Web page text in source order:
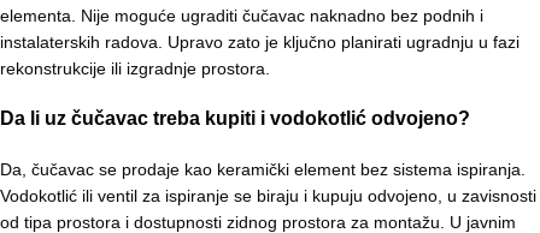
elementa. Nije moguće ugraditi čučavac naknadno bez podnih i
instalaterskih radova. Upravo zato je ključno planirati ugradnju u fazi
rekonstrukcije ili izgradnje prostora.
Da li uz čučavac treba kupiti i vodokotlić odvojeno?
Da, čučavac se prodaje kao keramički element bez sistema ispiranja.
Vodokotlić ili ventil za ispiranje se biraju i kupuju odvojeno, u zavisnosti
od tipa prostora i dostupnosti zidnog prostora za montažu. U javnim